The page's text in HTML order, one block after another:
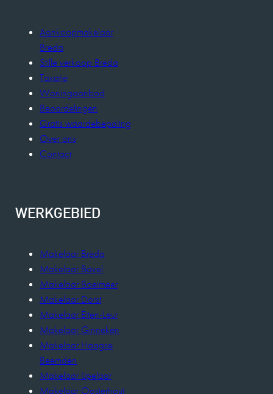
Aankoopmakelaar
Breda
Stille verkoop Breda
Taxatie
Woningaanbod
Beoordelingen
Gratis waardebepaling
Over ons
Contact
WERKGEBIED
Makelaar Breda
Makelaar Bavel
Makelaar Boeimeer
Makelaar Dorst
Makelaar Etten-Leur
Makelaar Ginneken
Makelaar Haagse
Beemden
Makelaar IJpelaar
Makelaar Oosterhout